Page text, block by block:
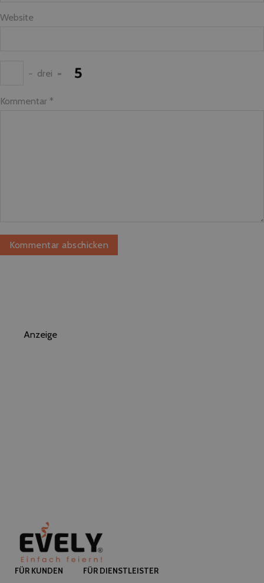
Website
− drei =
Kommentar *
Anzeige
FÜR KUNDEN FÜR DIENSTLEISTER